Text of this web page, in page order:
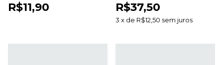
Estomias
R$11,90
Estomias
R$37,50
3 x de R$12,50 sem juros